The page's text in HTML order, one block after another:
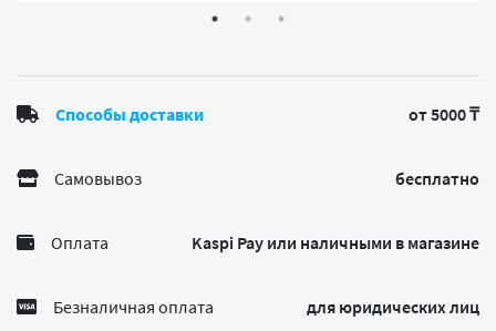
Способы доставки от 5000 ₸
Самовывоз бесплатно
Оплата Kaspi Pay или наличными в магазине
Безналичная оплата для юридических лиц